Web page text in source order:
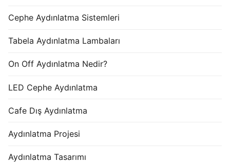
Cephe Aydınlatma Sistemleri
Tabela Aydınlatma Lambaları
On Off Aydınlatma Nedir?
LED Cephe Aydınlatma
Cafe Dış Aydınlatma
Aydınlatma Projesi
Aydınlatma Tasarımı